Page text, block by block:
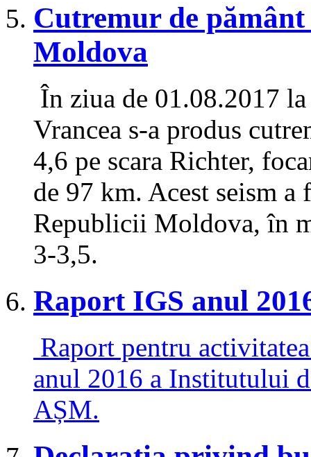
Cutremur de
Moldova
În ziua de 01.08.2017
Vrancea s-a produs
4,6 pe scara Richter,
de 97 km. Acest seism
Republicii Moldova, în
3-3,5.
Raport IGS anul
Raport pentru
anul 2016 a Institutului
AȘM.